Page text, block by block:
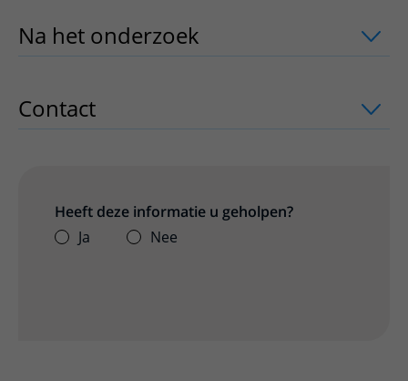
Na het onderzoek uitklapper, klik om
Contact uitklapper, klik om te openen
Heeft deze informatie u geholpen?
Ja
Nee